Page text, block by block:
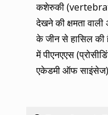
कशेरुकी
देखने की क्षमता
के जीन से हासिल
में पीएनएएस
एकेडमी ऑफ